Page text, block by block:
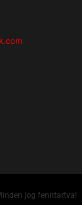
jog fenntartva!